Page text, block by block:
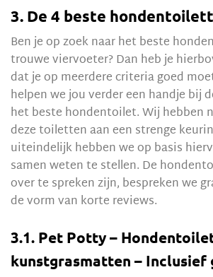
3. De 4 beste
Ben je op zoek naar het beste
trouwe viervoeter? Dan heb je
dat je op meerdere criteria goed
helpen we jou verder een handje bij
het beste hondentoilet. Wij hebben
deze toiletten aan een strenge
uiteindelijk hebben we op basis
samen weten te stellen. De
over te spreken zijn, bespreken we
de vorm van korte reviews.
3.1. Pet Potty –
kunstgrasmatten – Inclusief